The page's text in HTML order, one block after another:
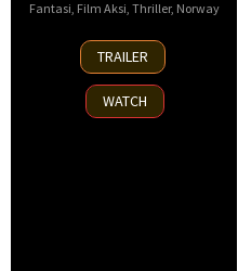
Fantasi Film Aksi Thriller, Norway
30
Nov
2025
TRAILER
WATCH